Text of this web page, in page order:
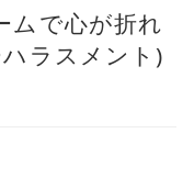
ムで心が折れ
ラスメント)